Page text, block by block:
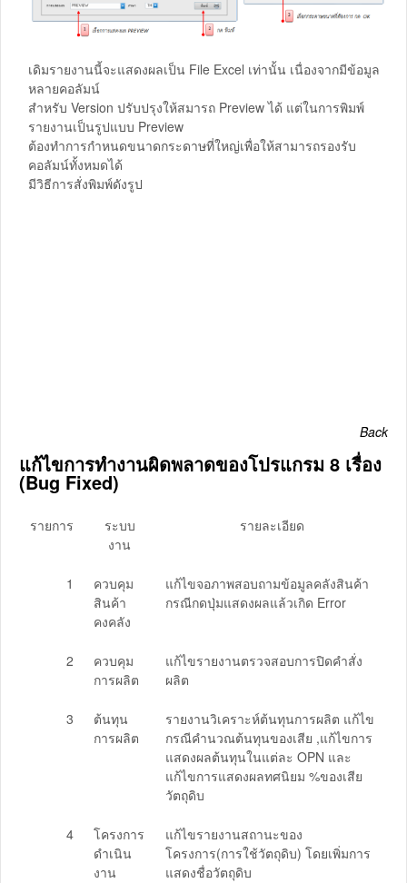
เดิมรายงานนี้จะแสดงผลเป็น File Excel เท่านั้น เนื่องจากมีข้อมูล
หลายคอลัมน์
สำหรับ Version ปรับปรุงให้สมารถ Preview ได้ แต่ในการพิมพ์
รายงานเป็นรูปแบบ Preview
ต้องทำการกำหนดขนาดกระดาษที่ใหญ่เพื่อให้สามารถรองรับ
คอลัมน์ทั้งหมดได้
มีวิธีการสั่งพิมพ์ดังรูป
Back
แก้ไขการทำงานผิดพลาดของโปรแกรม 8 เรื่อง
(Bug Fixed)
รายการ
ระบบ
งาน
รายละเอียด
1
ควบคุม
สินค้า
คงคลัง
แก้ไขจอภาพสอบถามข้อมูลคลังสินค้า
กรณีกดปุ่มแสดงผลแล้วเกิด Error
2
ควบคุม
การผลิต
แก้ไขรายงานตรวจสอบการปิดคำสั่ง
ผลิต
3
ต้นทุน
การผลิต
รายงานวิเคราะห์ต้นทุนการผลิต แก้ไข
กรณีคำนวณต้นทุนของเสีย ,แก้ไขการ
แสดงผลต้นทุนในแต่ละ OPN และ
แก้ไขการแสดงผลทศนิยม %ของเสีย
วัตถุดิบ
4
โครงการ
ดำเนิน
งาน
แก้ไขรายงานสถานะของ
โครงการ(การใช้วัตถุดิบ) โดยเพิ่มการ
แสดงชื่อวัตถุดิบ